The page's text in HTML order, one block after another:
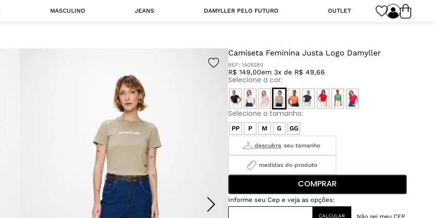
MASCULINO JEANS DAMYLLER PELO FUTURO OUTLET
Camiseta Feminina Justa Logo Damyller
REF: 1A05280
R$ 149,00em 3x de R$ 49,66
PP P M G GG
medidas do produto
COMPRAR
Não sei meu CEP